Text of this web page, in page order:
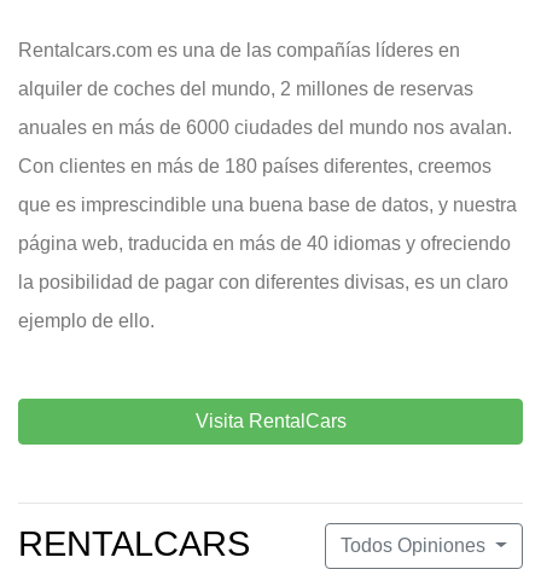
Rentalcars.com es una de las compañías líderes en
alquiler de coches del mundo, 2 millones de reservas
anuales en más de 6000 ciudades del mundo nos avalan.
Con clientes en más de 180 países diferentes, creemos
que es imprescindible una buena base de datos, y nuestra
página web, traducida en más de 40 idiomas y ofreciendo
la posibilidad de pagar con diferentes divisas, es un claro
ejemplo de ello.
Visita RentalCars
Todos Opiniones
RENTALCARS